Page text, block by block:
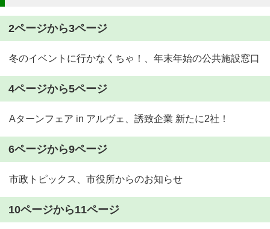
2ページから3ページ
冬のイベントに行かなくちゃ！、年末年始の公共施設窓口
4ページから5ページ
Aターンフェア in アルヴェ、誘致企業 新たに2社！
6ページから9ページ
市政トピックス、市役所からのお知らせ
10ページから11ページ